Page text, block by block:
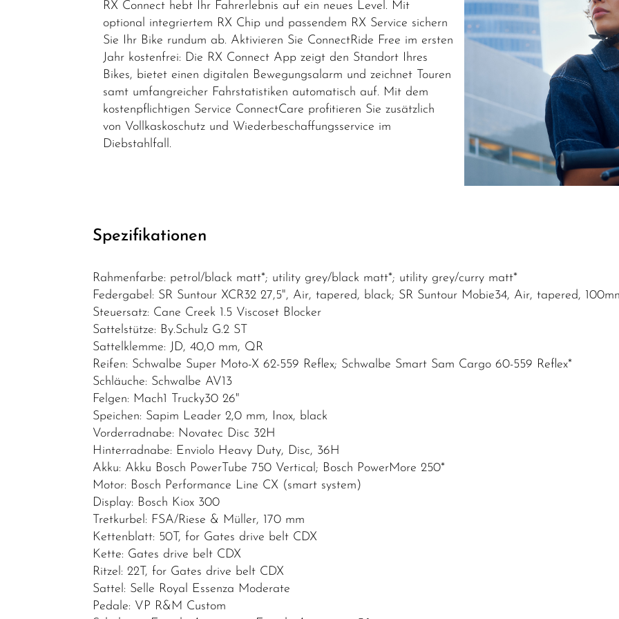
RX Connect hebt Ihr Fahrerlebnis auf ein neues Level. Mit
optional integriertem RX Chip und passendem RX Service sichern
Sie Ihr Bike rundum ab. Aktivieren Sie ConnectRide Free im ersten
Jahr kostenfrei: Die RX Connect App zeigt den Standort Ihres
Bikes, bietet einen digitalen Bewegungsalarm und zeichnet Touren
samt umfangreicher Fahrstatistiken automatisch auf. Mit dem
kostenpflichtigen Service ConnectCare profitieren Sie zusätzlich
von Vollkaskoschutz und Wiederbeschaffungsservice im
Diebstahlfall.
Spezifikationen
Rahmenfarbe: petrol/black matt*; utility grey/black matt*; utility grey/curry matt*
Federgabel: SR Suntour XCR32 27,5", Air, tapered, black; SR Suntour Mobie34, Air, tapered,
Steuersatz: Cane Creek 1.5 Viscoset Blocker
Sattelstütze: By.Schulz G.2 ST
Sattelklemme: JD, 40,0 mm, QR
Reifen: Schwalbe Super Moto-X 62-559 Reflex; Schwalbe Smart Sam Cargo 60-559 Reflex*
Schläuche: Schwalbe AV13
Felgen: Mach1 Trucky30 26"
Speichen: Sapim Leader 2,0 mm, Inox, black
Vorderradnabe: Novatec Disc 32H
Hinterradnabe: Enviolo Heavy Duty, Disc, 36H
Akku: Akku Bosch PowerTube 750 Vertical; Bosch PowerMore 250*
Motor: Bosch Performance Line CX (smart system)
Display: Bosch Kiox 300
Tretkurbel: FSA/Riese & Müller, 170 mm
Kettenblatt: 50T, for Gates drive belt CDX
Kette: Gates drive belt CDX
Ritzel: 22T, for Gates drive belt CDX
Sattel: Selle Royal Essenza Moderate
Pedale: VP R&M Custom